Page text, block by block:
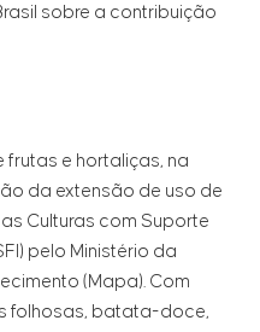
sobre a contribuição
e hortaliças, na
da extensão de uso de
Culturas com Suporte
pelo Ministério da
(Mapa). Com
folhosas, batata-doce,